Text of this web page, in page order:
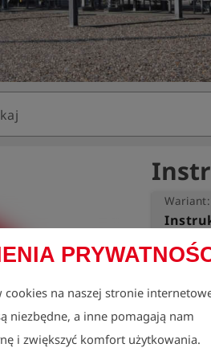
cookies na naszej stronie
niezbędne, a inne pomagają nam
i zwiększyć komfort użytkowania.
Wariant:
Dlatego
wkład w
Dotyczy
obsługi.